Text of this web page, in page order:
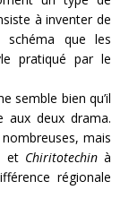
à inventer de
schéma que les
pratiqué par le
semble bien qu’il
aux deux drama.
mais
et Chiritotechinà
régionale